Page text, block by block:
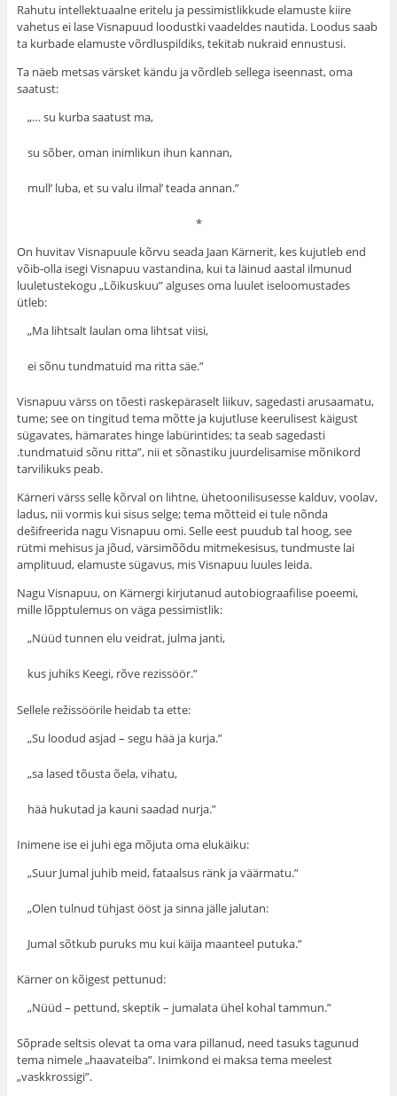
Rahutu intellektuaalne eritelu ja pessimistlikkude ela­muste kiire
vahetus ei lase Visnapuud loodustki vaadeldes nautida. Loodus saab
ta kurbade elamuste võrdluspildiks, tekitab nukraid ennustusi.
Ta näeb metsas värsket kändu ja võrdleb sellega iseennast, oma
saatust:
„… su kurba saatust ma,
su sõber, oman inimlikun ihun kannan,
mull’ luba, et su valu ilmal’ teada annan.”
*
On huvitav Visnapuule kõrvu seada Jaan Kärnerit, kes kujutleb end
võib-olla isegi Visnapuu vastandina, kui ta läinud aastal ilmunud
luuletustekogu „Lõikuskuu” alguses oma luulet iseloomustades
ütleb:
„Ma lihtsalt laulan oma lihtsat viisi,
ei sõnu tundmatuid ma ritta säe.”
Visnapuu värss on tõesti raskepäraselt liikuv, sage­dasti arusaamatu,
tume; see on tingitud tema mõtte ja kujutluse keerulisest käigust
sügavates, hämarates hinge labürintides; ta seab sagedasti
.tundmatuid sõnu ritta”, nii et sõnastiku juurdelisamise mõnikord
tarvilikuks peab.
Kärneri värss selle kõrval on lihtne, ühetoonili­susesse kalduv, voolav,
ladus, nii vormis kui sisus selge; tema mõtteid ei tule nõnda
dešifreerida nagu Visnapuu omi. Selle eest puudub tal hoog, see
rütmi mehisus ja jõud, värsimõõdu mitmekesisus, tundmuste lai
amplituud, elamuste sügavus, mis Visnapuu luules leida.
Nagu Visnapuu, on Kärnergi kirjutanud autobiograafilise poeemi,
mille lõpptulemus on väga pessimistlik:
„Nüüd tunnen elu veidrat, julma janti,
kus juhiks Keegi, rõve rezissöör.”
Sellele režissöörile heidab ta ette:
„Su loodud asjad – segu hää ja kurja.”
„sa lased tõusta õela, vihatu,
hää hukutad ja kauni saadad nurja.”
Inimene ise ei juhi ega mõjuta oma elukäiku:
„Suur Jumal juhib meid, fataalsus ränk ja väärmatu.”
„Olen tulnud tühjast ööst ja sinna jälle jalutan:
Jumal sõtkub puruks mu kui käija maanteel putuka.”
Kärner on kõigest pettunud:
„Nüüd – pettund, skeptik – jumalata ühel kohal tammun.”
Sõprade seltsis olevat ta oma vara pillanud, need tasuks tagunud
tema nimele „haavateiba”. Inimkond ei maksa tema meelest
„vaskkrossigi”.